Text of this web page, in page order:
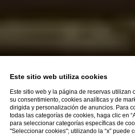
EXPLORE
Este sitio web utiliza cookies
Este sitio web y la página de reservas utilizan
su consentimiento, cookies analíticas y de
dirigida y personalización de anuncios. Para
todas las categorías de cookies, haga clic en
para seleccionar categorías específicas de
"Seleccionar cookies"; utilizando la “x” puede